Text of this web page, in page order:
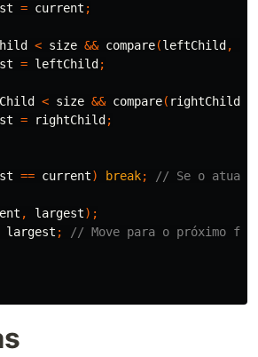
= current ;
< size && compare(leftChild ,
= leftChild ;
< size && compare( rightChild
= rightChild ;
== current) break; // Se o atual
, largest);
largest ;
// Move para o próximo